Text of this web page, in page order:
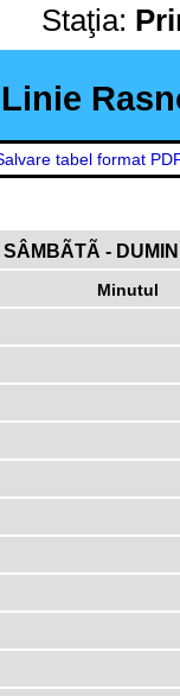
Staţia:
tabel format
SÂMBÃTÃ -
Minutul